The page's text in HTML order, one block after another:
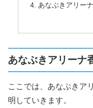
あなぶきアリー
あなぶきアリーナ
ここでは、あなぶきア
明していきます。